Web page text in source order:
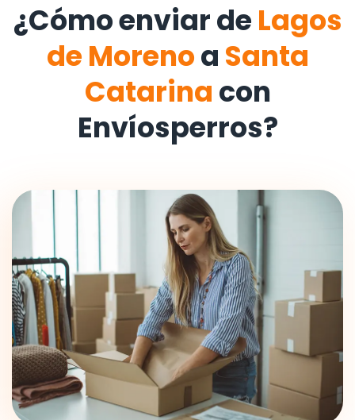
¿Cómo enviar de Lagos
de Morenoa Santa
Catarina con
Envíosperros?